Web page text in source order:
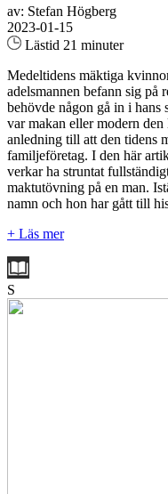
av: Stefan Högberg
2023-01-15
Lästid 21 minuter
Medeltidens mäktiga
adelsmannen befann sig på
behövde någon gå in i hans
var makan eller modern
anledning till att den tidens
familjeföretag. I den här
verkar ha struntat
maktutövning på en man.
namn och hon har gått till
+ Läs mer
S